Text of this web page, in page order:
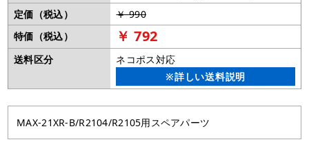
定価（税込）
￥ 990
特価（税込）
￥ 792
送料区分
ネコポス対応
※詳しい送料説明
MAX-21XR-B/R2104/R2105用スペアパーツ